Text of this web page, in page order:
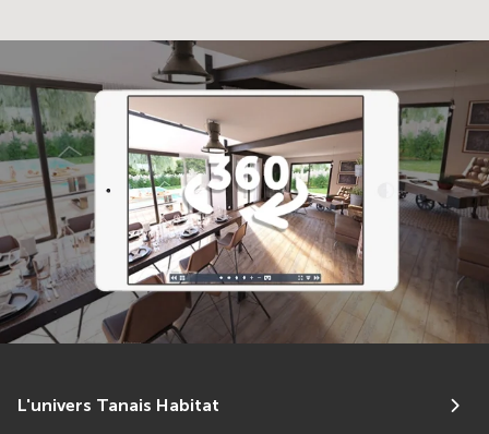
L'univers Tanais Habitat